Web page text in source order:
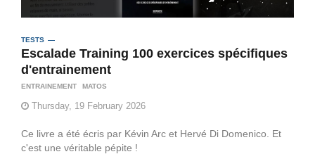
TESTS
Escalade Training 100 exercices spécifiques
d'entrainement
ENTRAINEMENT MATOS
Thursday, 19 February 2026
Ce livre a été écris par Kévin Arc et Hervé Di Domenico. Et
c'est une véritable pépite !